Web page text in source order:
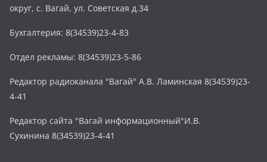
округ, с. Вагай, ул. Советская д.34
Бухгалтерия: 8(34539)23-4-83
Отдел рекламы: 8(34539)23-5-86
Редактор радиоканала "Вагай" А.В. Ламинская 8(34539)23-
4-41
Редактор сайта "Вагай информационный"И.В.
Сухинина 8(34539)23-4-41